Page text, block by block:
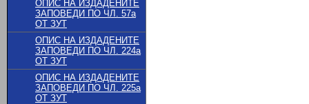
ОПИС НА ИЗДАДЕНИТЕ
ЗАПОВЕДИ ПО ЧЛ. 57a
ОТ ЗУТ
ОПИС НА ИЗДАДЕНИТЕ
ЗАПОВЕДИ ПО ЧЛ. 224a
ОТ ЗУТ
ОПИС НА ИЗДАДЕНИТЕ
ЗАПОВЕДИ ПО ЧЛ. 225a
ОТ ЗУТ